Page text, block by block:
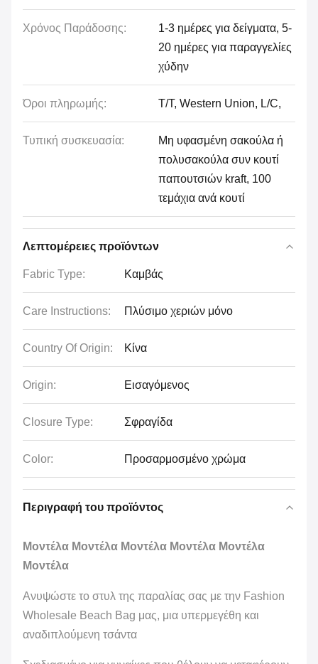
Χρόνος Παράδοσης:
1-3 ημέρες για δείγματα, 5-
20 ημέρες για παραγγελίες
χύδην
Όροι πληρωμής: Τ/Τ, Western Union, L/C,
Τυπική συσκευασία:
Μη υφασμένη σακούλα ή
πολυσακούλα συν κουτί
παπουτσιών kraft, 100
τεμάχια ανά κουτί
Λεπτομέρειες προϊόντων
Fabric Type: Καμβάς
Care Instructions: Πλύσιμο χεριών μόνο
Country Of Origin: Κίνα
Origin: Εισαγόμενος
Closure Type: Σφραγίδα
Color: Προσαρμοσμένο χρώμα
Περιγραφή του προϊόντος
Μοντέλα Μοντέλα Μοντέλα Μοντέλα Μοντέλα
Μοντέλα
Ανυψώστε το στυλ της παραλίας σας με την Fashion
Wholesale Beach Bag μας, μια υπερμεγέθη και
αναδιπλούμενη τσάντα